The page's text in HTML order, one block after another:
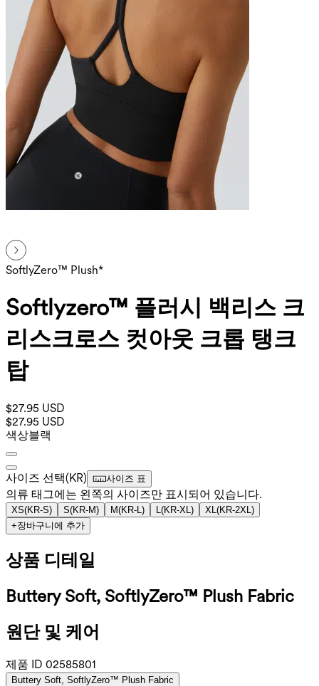
SoftlyZero™ Plush*
Softlyzero™ 플러시 백리스 크
리스크로스 컷아웃 크롭 탱크
탑
$27.95 USD
$27.95 USD
색상블랙
사이즈 선택(KR) 사이즈 표
의류 태그에는 왼쪽의 사이즈만 표시되어 있습니다.
XS(KR-S) S(KR-M) M(KR-L) L(KR-XL) XL(KR-2XL)
+장바구니에 추가
상품 디테일
Buttery Soft, SoftlyZero™ Plush Fabric
원단 및 케어
제품 ID 02585801
Buttery Soft, SoftlyZero™ Plush Fabric